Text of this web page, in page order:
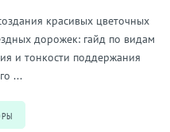
красивых цветочных
дорожек: гайд по видам
и тонкости поддержания
...